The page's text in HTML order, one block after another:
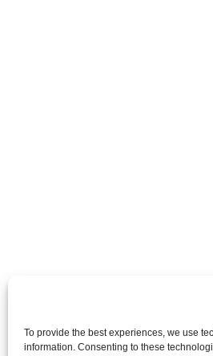
To provide the best experiences, we use
information. Consenting to these